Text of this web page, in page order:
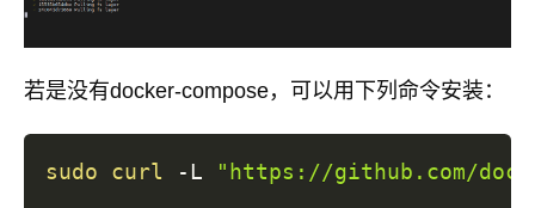
若是没有docker-compose，可以用下列命令安装：
sudo curl -L "https://github.com/